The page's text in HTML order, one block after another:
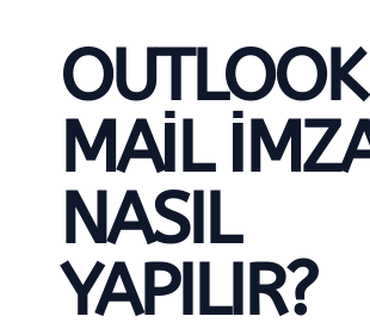
OUTLOOK
MAIL
NASIL
YAPILIR?